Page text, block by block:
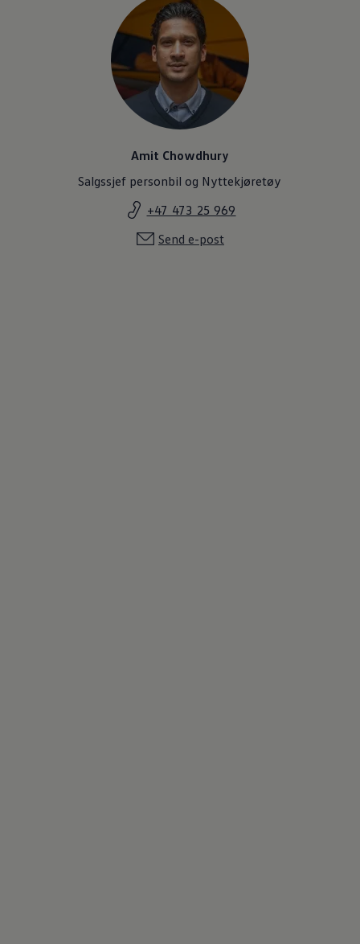
Amit Chowdhury
Salgssjef personbil og Nyttekjøretøy
+47 473 25 969
Send e-post